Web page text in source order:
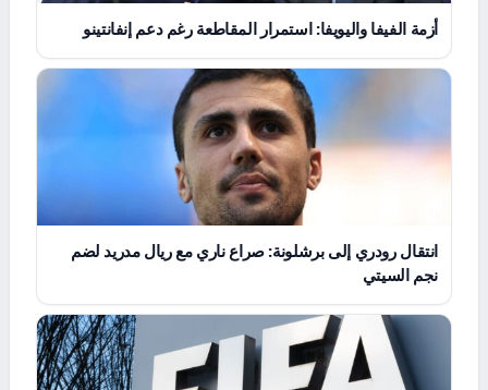
أزمة الفيفا واليويفا: استمرار المقاطعة رغم دعم إنفانتينو
انتقال رودري إلى برشلونة: صراع ناري مع ريال مدريد لضم
نجم السيتي